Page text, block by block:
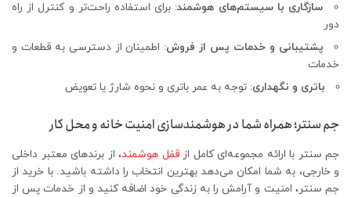
سازگاری با سیستم‌های هوشمند: برای استفاده راحت‌تر و کنترل از راه
دور
پشتیبانی و خدمات پس از فروش: اطمینان از دسترسی به قطعات و
خدمات
باتری و نگهداری: توجه به عمر باتری و نحوه شارژ یا تعویض
جم سنتر؛ همراه شما در هوشمندسازی امنیت خانه و محل کار
جم سنتر با ارائه مجموعه‌ای کامل ازقفل‌ هوشمند، از برندهای معتبر داخلی
و خارجی، به شما امکان می‌دهد بهترین انتخاب را داشته باشید. با خرید از
جم سنتر، امنیت و آرامش را به زندگی خود اضافه کنید و از خدمات پس از